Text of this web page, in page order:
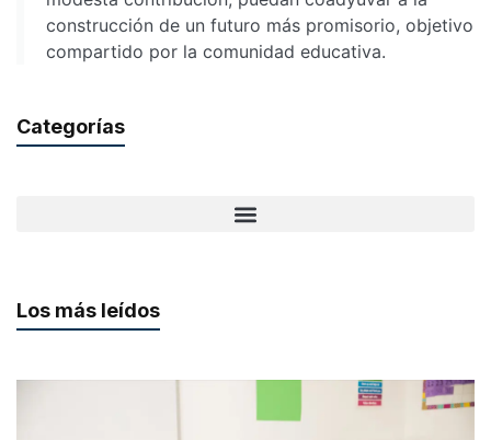
construcción de un futuro más promisorio, objetivo
compartido por la comunidad educativa.
Categorías
Los más leídos